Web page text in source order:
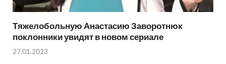
Тяжелобольную Анастасию Заворотнюк
поклонники увидят в новом сериале
27.01.2023